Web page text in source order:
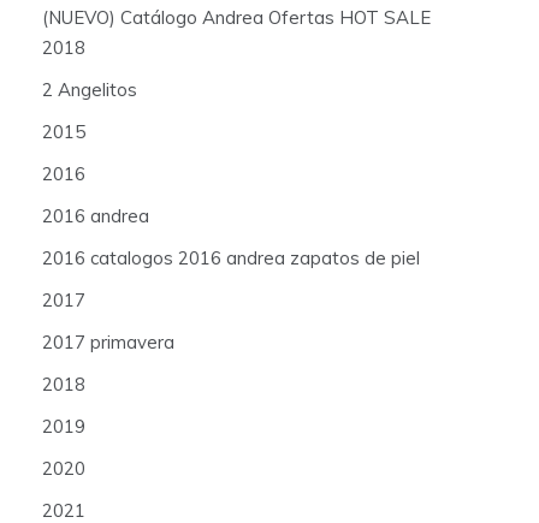
(NUEVO) Catálogo Andrea Ofertas HOT SALE
2018
2 Angelitos
2015
2016
2016 andrea
2016 catalogos 2016 andrea zapatos de piel
2017
2017 primavera
2018
2019
2020
2021